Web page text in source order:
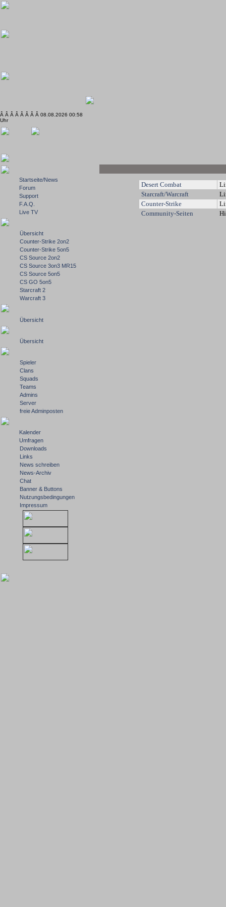
Â Â Â Â Â Â Â Â 08.08.2026 00:58
Uhr
Startseite/News
Forum
Support
F.A.Q.
Live TV
Übersicht
Counter-Strike 2on2
Counter-Strike 5on5
CS Source 2on2
CS Source 3on3 MR15
CS Source 5on5
CS GO 5on5
Starcraft 2
Warcraft 3
Übersicht
Übersicht
Spieler
Clans
Squads
Teams
Admins
Server
freie Adminposten
Kalender
Umfragen
Downloads
Links
News schreiben
News-Archiv
Chat
Banner & Buttons
Nutzungsbedingungen
Impressum
Desert Combat
Starcraft/Warcraft
Counter-Strike
Community-Seiten